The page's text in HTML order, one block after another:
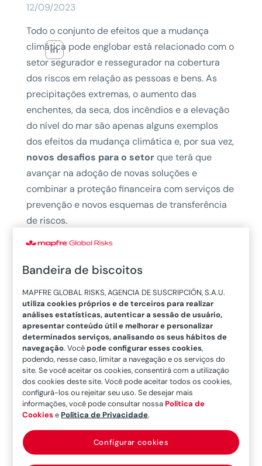
12/09/2023
Todo o conjunto de efeitos que a mudança
climática pode englobar está relacionado com o
setor segurador e ressegurador na cobertura
dos riscos em relação as pessoas e bens. As
precipitações extremas, o aumento das
enchentes, da seca, dos incêndios e a elevação
do nível do mar são apenas alguns exemplos
dos efeitos da mudança climática e, por sua vez,
novos desafios para o setorque terá que
avançar na adoção de novas soluções e
combinar a proteção financeira com serviços de
prevenção e novos esquemas de transferência
de riscos.
Apenas no ano de 2022, de acordo com o
cobriram cerca de 45% dos 275 bilhões de
dólares de perdas econômicas mundiais
decorrentes dedesastres naturais.Apenas a
média anual de perdas seguradas devido a
desastres naturais supera 100 bilhões de
dólares e as estimativas do setor pelo sinistro
mais importante em 2022 – o furacão Ian –
posicionam as perdas seguradas em 65 bilhões
de dólares.
Análises mais precisas
Não são necessários mais dados para ressaltar
Bandeira de biscoitos
MAPFRE GLOBAL RISKS, AGENCIA DE SUSCRIPCIÓN, S.A.U.
utiliza cookies próprios e de terceiros para realizar
análises estatísticas, autenticar a sessão de usuário,
apresentar conteúdo útil e melhorar e personalizar
determinados serviços, analisando os seus hábitos de
navegação. Vocêpode configurar esses cookies,
podendo, nesse caso, limitar a navegação e os serviços do
site. Se você aceitar os cookies, consentirá com a utilização
dos cookies deste site. Você pode aceitar todos os cookies,
configurá-los ou rejeitar seu uso. Se desejar mais
informações, você pode consultar nossaPolítica de
CookiesePolítica de Privacidade.
Configurar cookies